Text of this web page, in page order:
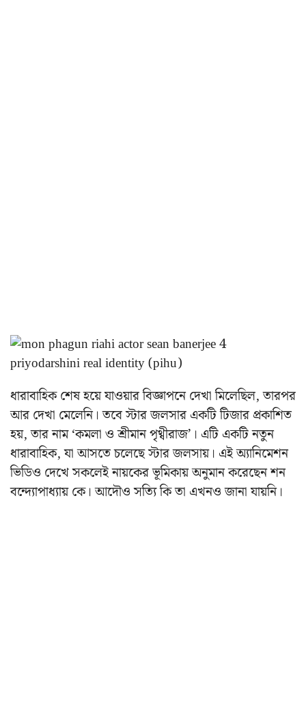
ধারাবাহিক শেষ হয়ে যাওয়ার বিজ্ঞাপনে দেখা মিলেছিল, তারপর
আর দেখা মেলেনি। তবে স্টার জলসার একটি টিজার প্রকাশিত
হয়, তার নাম ‘কমলা ও শ্রীমান পৃথ্বীরাজ’। এটি একটি নতুন
ধারাবাহিক, যা আসতে চলেছে স্টার জলসায়। এই অ্যানিমেশন
ভিডিও দেখে সকলেই নায়কের ভূমিকায় অনুমান করেছেন শন
বন্দ্যোপাধ্যায় কে। আদৌও সত্যি কি তা এখনও জানা যায়নি।